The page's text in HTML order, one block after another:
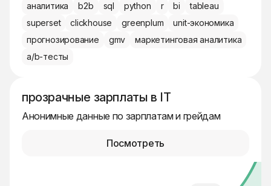
аналитика b2b sql python r bi
tableau
superset
clickhouse greenplum
unit-экономика
прогнозирование
gmv
маркетинговая аналитика
a/b-тесты
прозрачные зарплаты в IT
Анонимные данные по зарплатам и грейдам
Посмотреть